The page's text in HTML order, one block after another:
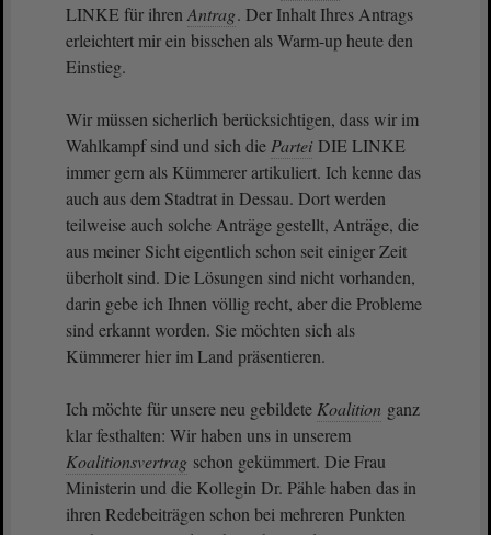
LINKE für ihren Antrag. Der Inhalt Ihres Antrags
erleichtert mir ein bisschen als Warm-up heute den
Einstieg.
Wir müssen sicherlich berücksichtigen, dass wir im
Wahlkampf sind und sich die Partei DIE LINKE
immer gern als Kümmerer artikuliert. Ich kenne das
auch aus dem Stadtrat in Dessau. Dort werden
teilweise auch solche Anträge gestellt, Anträge, die
aus meiner Sicht eigentlich schon seit einiger Zeit
überholt sind. Die Lösungen sind nicht vorhanden,
darin gebe ich Ihnen völlig recht, aber die Probleme
sind erkannt worden. Sie möchten sich als
Kümmerer hier im Land präsentieren.
Ich möchte für unsere neu gebildete Koalition ganz
klar festhalten: Wir haben uns in unserem
Koalitionsvertrag schon gekümmert. Die Frau
Ministerin und die Kollegin Dr. Pähle haben das in
ihren Redebeiträgen schon bei mehreren Punkten